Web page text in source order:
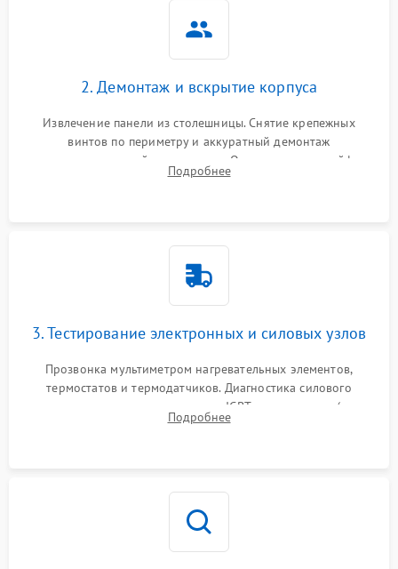
2. Демонтаж и вскрытие корпуса
Извлечение панели из столешницы. Снятие крепежных
винтов по периметру и аккуратный демонтаж
стеклокерамической поверхности. Отсоединение шлейфов
сенсорного блока для доступа к силовым платам, катушкам
Подробнее
3. Тестирование электронных и силовых узлов
Прозвонка мультиметром нагревательных элементов,
термостатов и термодатчиков. Диагностика силового
модуля, реле, диодных мостов и IGBT-транзисторов (для
индукции). Проверка кранов и газ-контроля (для газовых
Подробнее